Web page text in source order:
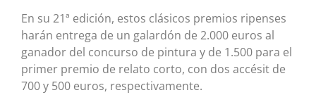
En su 21ª edición, estos clásicos premios ripenses
harán entrega de un galardón de 2.000 euros al
ganador del concurso de pintura y de 1.500 para el
primer premio de relato corto, con dos accésit de
700 y 500 euros, respectivamente.